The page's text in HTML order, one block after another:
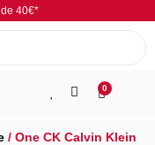
40€*
0
/ One CK Calvin Klein